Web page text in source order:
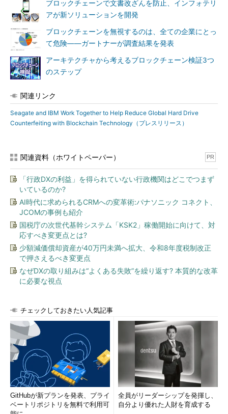
ブロックチェーンで文書改ざんを防止、インフォテリ
アが新ソリューションを開発
ブロックチェーンを無視するのは、全ての企業にとっ
て危険――ガートナーが調査結果を発表
アーキテクチャから考えるブロックチェーン検証3つ
のステップ
関連リンク
Seagate and IBM Work Together to Help Reduce Global Hard Drive
Counterfeiting with Blockchain Technology（プレスリリース）
関連資料（ホワイトペーパー） PR
「行政DXの利益」を得られていない行政機関はどこでつまず
いているのか?
AI時代に求められるCRMへの変革術:パナソニック コネクト、
JCOMの事例も紹介
国税庁の次世代基幹システム「KSK2」稼働開始に向けて、対
応すべき変更点とは?
少額減価償却資産が40万円未満へ拡大、令和8年度税制改正
で押さえるべき変更点
なぜDXの取り組みは“よくある失敗”を繰り返す? 本質的な改革
に必要な視点
チェックしておきたい人気記事
GitHubが新プランを発表、プライ
ベートリポジトリを無料で利用可
全員がリーダーシップを発揮し、
自分より優れた人財を育成する